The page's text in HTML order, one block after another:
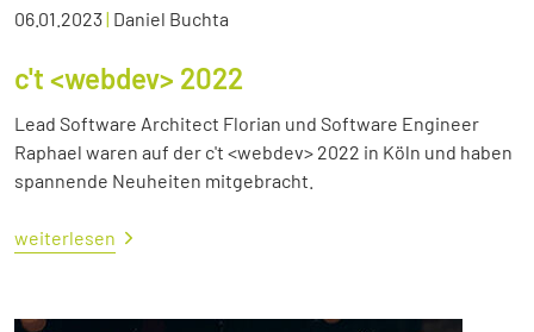
06.01.2023| Daniel Buchta
c't <webdev> 2022
Lead Software Architect Florian und Software Engineer
Raphael waren auf der c't <webdev> 2022 in Köln und haben
spannende Neuheiten mitgebracht.
weiterlesen